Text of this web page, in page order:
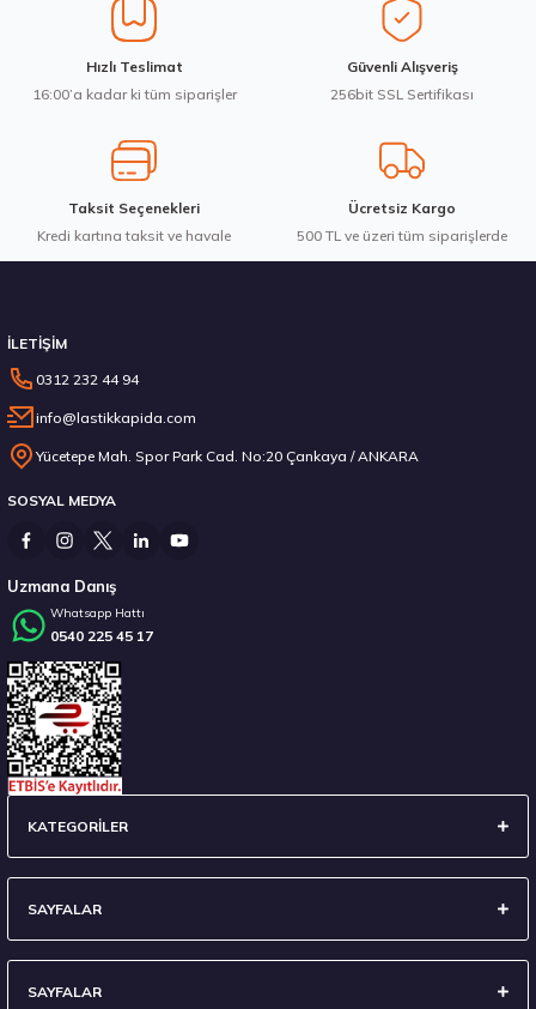
Ürün bilgilerinde hatalar bulunuyor.
Ürün fiyatı diğer sitelerden daha pahalı.
Bu ürüne benzer farklı alternatifler olmalı.
285/45R21 113H XL AO Dynapro HP2 Plus RA33D 2025
13.066,56 ₺
4.366,91 ₺
Stokta 12 Adet
Hızlı Teslimat
16:00’a kadar ki tüm siparişler
Güvenli Alışveriş
256bit SSL Sertifikası
Taksit Seçenekleri
Kredi kartına taksit ve havale
Ücretsiz Kargo
500 TL ve üzeri tüm siparişlerde
İLETİŞİM
0312 232 44 94
info@lastikkapida.com
Yücetepe Mah. Spor Park Cad. No:20 Çankaya / ANKARA
SOSYAL MEDYA
Uzmana Danış
Whatsapp Hattı
0540 225 45 17
KATEGORİLER
SAYFALAR
SAYFALAR